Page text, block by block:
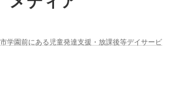
学園前にある児童発達支援・放課後等デイサービ